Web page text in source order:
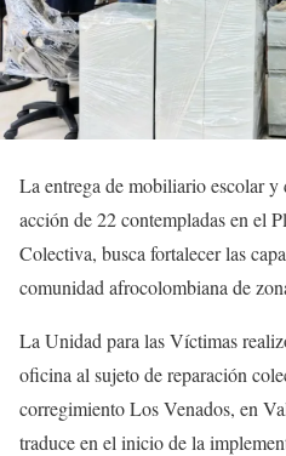
La entrega de mobiliario escolar
acción de 22 contempladas en el
Colectiva, busca fortalecer las
comunidad afrocolombiana de
La Unidad para las Víctimas
oficina al sujeto de reparación
corregimiento Los Venados, en
traduce en el inicio de la